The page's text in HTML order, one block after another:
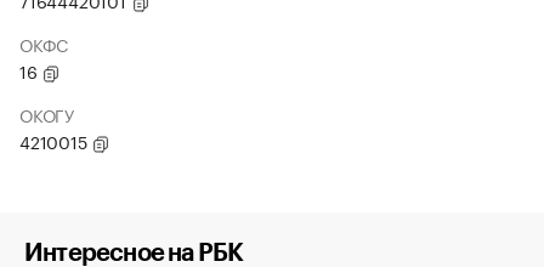
ОКФС
16
ОКОГУ
4210015
Интересное на РБК